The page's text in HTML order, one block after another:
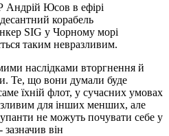
Андрій Юсов в ефірі
корабель
SIG у Чорному морі
таким невразливим.
наслідками вторгнення й
Те, що вони думали буде
їхній флот, у сучасних умовах
для інших менших, але
не можуть почувати себе у
зазначив він